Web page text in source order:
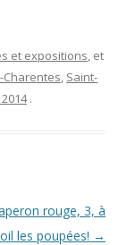
et expositions, et
Charentes, Saint-
.
rouge, 3, à
les poupées! →